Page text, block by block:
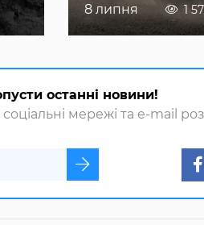
8 липня 1
останні новини!
мережі та e-mail